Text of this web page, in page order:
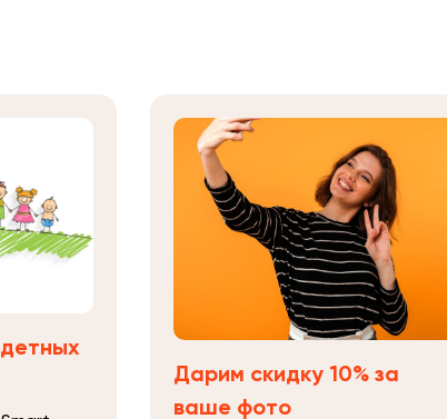
Дарим скидку 10% за
ваше фото